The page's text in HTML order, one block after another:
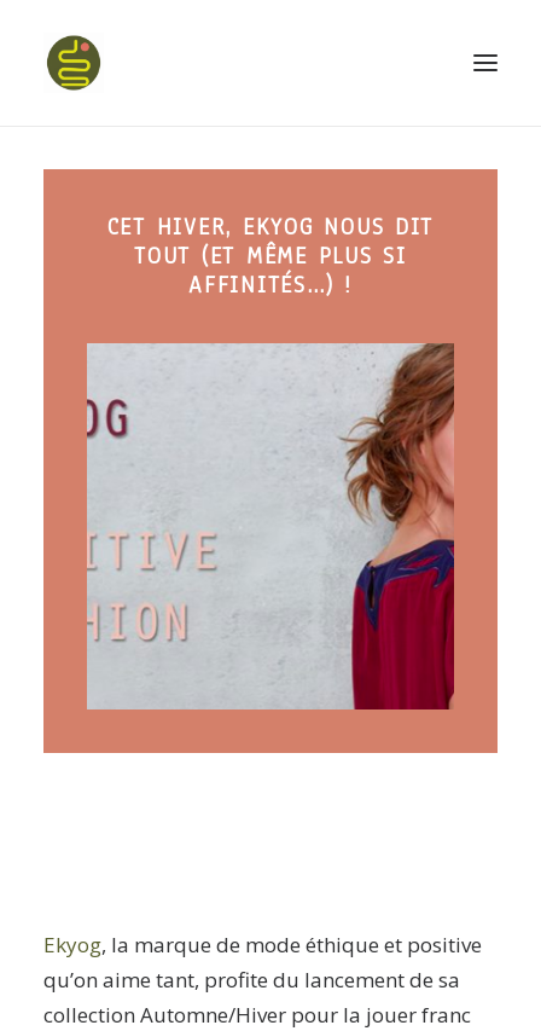
PROGRAMME HAPPY BELLY
MON LIVRE
CONFÉRENCES
CET HIVER, EKYOG NOUS DIT
TOUT (ET MÊME PLUS SI
AFFINITÉS…) !
Ekyog, la marque de mode éthique et positive
qu’on aime tant, profite du lancement de sa
collection Automne/Hiver pour la jouer franc